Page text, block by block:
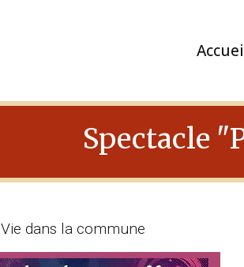
Spectacle
Vie dans la commune